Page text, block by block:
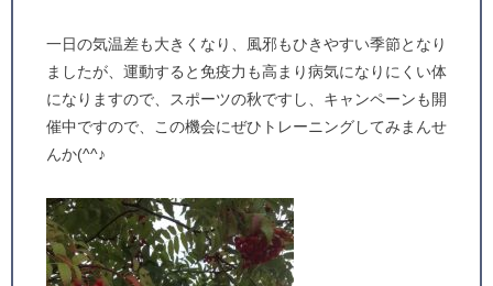
一日の気温差も大きくなり、風邪もひきやすい季節となり
ましたが、運動すると免疫力も高まり病気になりにくい体
になりますので、スポーツの秋ですし、キャンペーンも開
催中ですので、この機会にぜひトレーニングしてみまんせ
んか(^^♪